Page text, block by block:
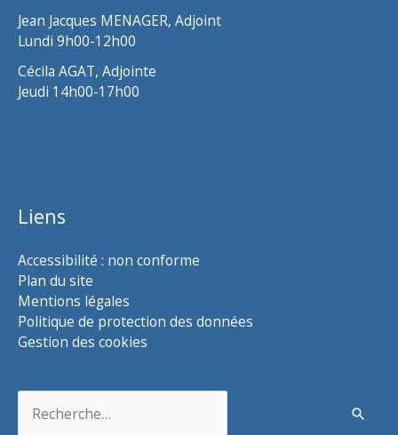
Jean Jacques MENAGER, Adjoint
Lundi 9h00-12h00
Cécila AGAT, Adjointe
Jeudi 14h00-17h00
Liens
Accessibilité : non conforme
Plan du site
Mentions légales
Politique de protection des données
Gestion des cookies